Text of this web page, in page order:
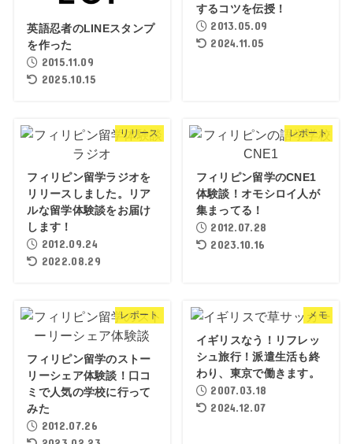
英語忍者のLINEスタンプ
を作った
2015.11.09
2025.10.15
するコツを伝授！
2013.05.09
2024.11.05
リリース
フィリピン留学ラジオを
リリースしました。リア
ルな留学体験談をお届け
します！
2012.09.24
2022.08.29
レポート
フィリピン留学のCNE1
体験談！オモシロイ人が
集まってる！
2012.07.28
2023.10.16
レポート
フィリピン留学のストー
リーシェア体験談！口コ
ミで人気の学校に行って
みた
2012.07.26
メモ
イギリスなう！リフレッ
シュ旅行！派遣生活も終
わり、東京で働きます。
2007.03.18
2024.12.07